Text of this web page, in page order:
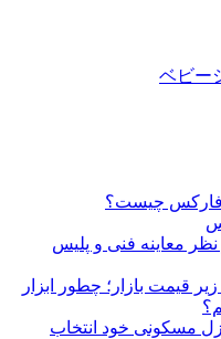
ベビー
فارکس چیست؟
معاینه فنی و پلیس
قیمت بازار؛ چطور ابزار
مسکونی خود انتخاب